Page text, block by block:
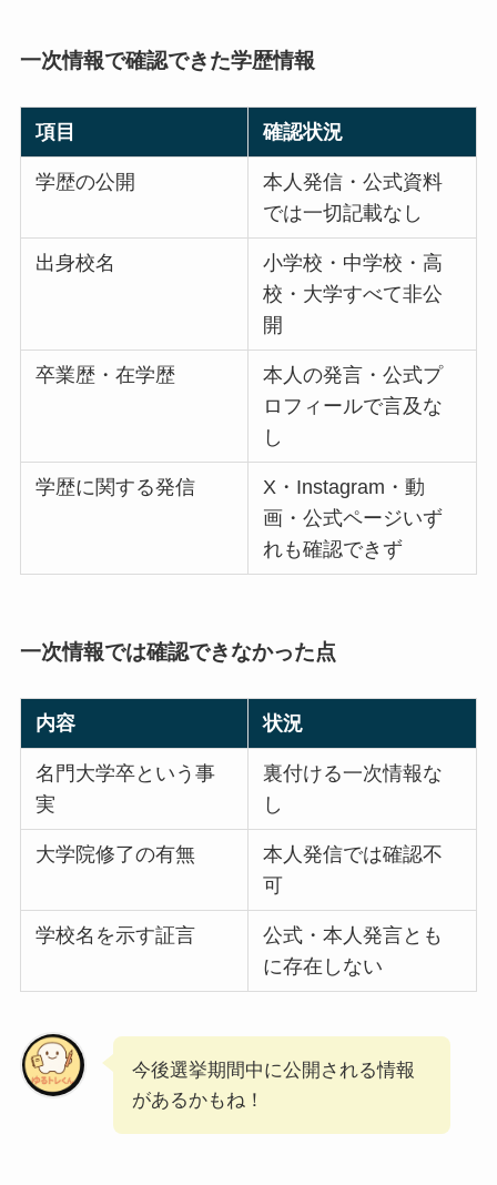
一次情報で確認できた学歴情報
項目 確認状況
学歴の公開
本人発信・公式資料
では一切記載なし
出身校名
小学校・中学校・高
校・大学すべて非公
開
卒業歴・在学歴
本人の発言・公式プ
ロフィールで言及な
し
学歴に関する発信
X・Instagram・動
画・公式ページいず
れも確認できず
一次情報では確認できなかった点
内容 状況
名門大学卒という事
実
裏付ける一次情報な
し
大学院修了の有無
本人発信では確認不
可
学校名を示す証言
公式・本人発言とも
に存在しない
今後選挙期間中に公開される情報
があるかもね！